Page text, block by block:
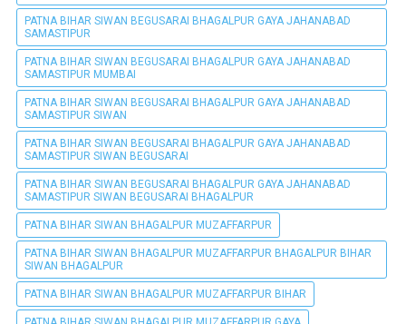
PATNA BIHAR SIWAN BEGUSARAI BHAGALPUR GAYA JAHANABAD
SAMASTIPUR
PATNA BIHAR SIWAN BEGUSARAI BHAGALPUR GAYA JAHANABAD
SAMASTIPUR MUMBAI
PATNA BIHAR SIWAN BEGUSARAI BHAGALPUR GAYA JAHANABAD
SAMASTIPUR SIWAN
PATNA BIHAR SIWAN BEGUSARAI BHAGALPUR GAYA JAHANABAD
SAMASTIPUR SIWAN BEGUSARAI
PATNA BIHAR SIWAN BEGUSARAI BHAGALPUR GAYA JAHANABAD
SAMASTIPUR SIWAN BEGUSARAI BHAGALPUR
PATNA BIHAR SIWAN BHAGALPUR MUZAFFARPUR
PATNA BIHAR SIWAN BHAGALPUR MUZAFFARPUR BHAGALPUR BIHAR
SIWAN BHAGALPUR
PATNA BIHAR SIWAN BHAGALPUR MUZAFFARPUR BIHAR